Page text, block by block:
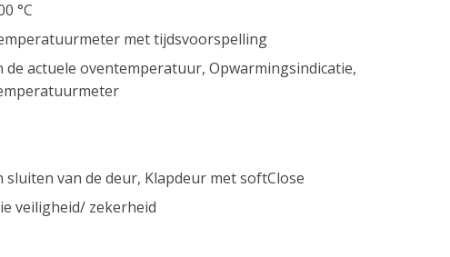
°C
met tijdsvoorspelling
actuele oventemperatuur, Opwarmingsindicatie,
van de deur, Klapdeur met softClose
veiligheid/ zekerheid